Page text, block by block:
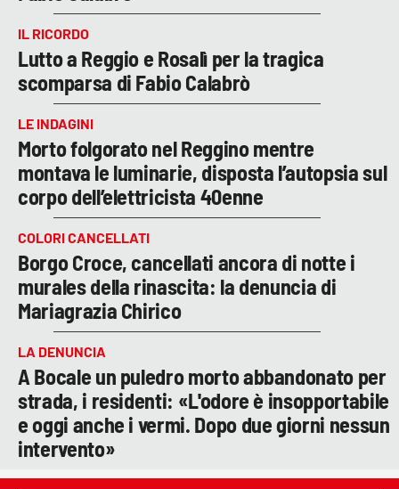
IL RICORDO
Lutto a Reggio e Rosalì per la tragica
scomparsa di Fabio Calabrò
LE INDAGINI
Morto folgorato nel Reggino mentre
montava le luminarie, disposta l’autopsia sul
corpo dell’elettricista 40enne
COLORI CANCELLATI
Borgo Croce, cancellati ancora di notte i
murales della rinascita: la denuncia di
Mariagrazia Chirico
LA DENUNCIA
A Bocale un puledro morto abbandonato per
strada, i residenti: «L'odore è insopportabile
e oggi anche i vermi. Dopo due giorni nessun
intervento»